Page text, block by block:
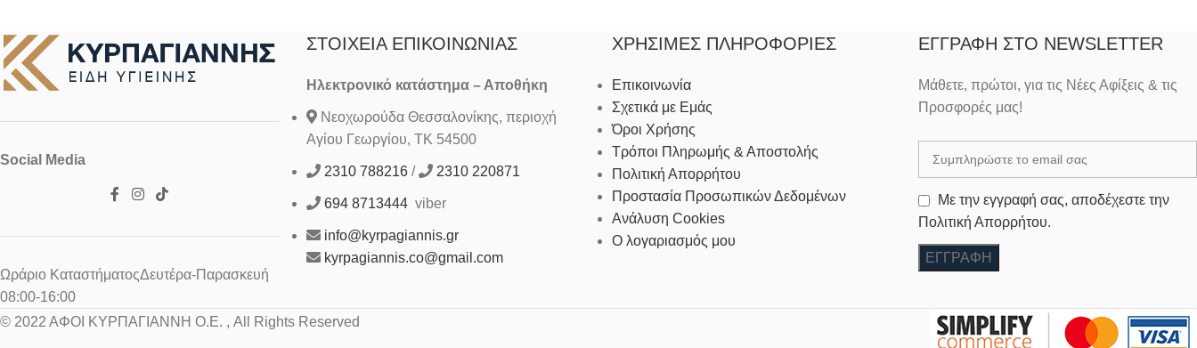
Social Media
Ωράριο ΚαταστήματοςΔευτέρα-Παρασκευή
08:00-16:00
ΣΤΟΙΧΕΊΑ ΕΠΙΚΟΙΝΩΝΊΑΣ
Ηλεκτρονικό κατάστημα – Αποθήκη
Νεοχωρούδα Θεσσαλονίκης, περιοχή
Αγίου Γεωργίου, ΤΚ 54500
2310 788216/ 2310 220871
694 8713444viber
info@kyrpagiannis.gr
kyrpagiannis.co@gmail.com
ΧΡΉΣΙΜΕΣ ΠΛΗΡΟΦΟΡΊΕΣ
Επικοινωνία
Σχετικά με Εμάς
Όροι Χρήσης
Τρόποι Πληρωμής & Αποστολής
Πολιτική Απορρήτου
Προστασία Προσωπικών Δεδομένων
Ανάλυση Cookies
Ο λογαριασμός μου
ΕΓΓΡΑΦΉ ΣΤΟ NEWSLETTER
Μάθετε, πρώτοι, για τις Νέες Αφίξεις & τις
Προσφορές μας!
Με την εγγραφή σας, αποδέχεστε την
Πολιτική Απορρήτου.
© 2022 ΑΦΟΙ ΚΥΡΠΑΓΙΑΝΝΗ Ο.Ε. , All Rights Reserved